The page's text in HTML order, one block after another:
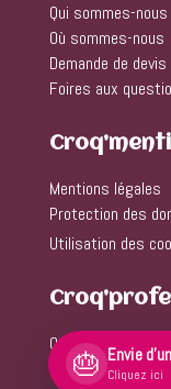
Qui sommes-nous
Où sommes-nous
Demande de devis
Foires aux
Mentions légales
Protection des
Utilisation des
Offre entreprise
🎂 Envie
Cliquez ici